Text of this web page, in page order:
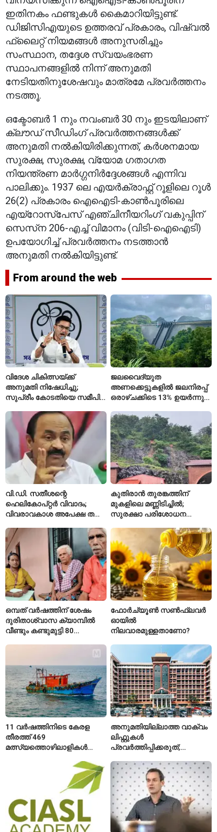
ഇതിനകം ഫണ്ടുകൾ കൈമാറിയിട്ടുണ്ട്.
ഡിജിസിഎയുടെ ഉത്തരവ് പ്രകാരം, വിഷ്വൽ
ഫ്ലൈറ്റ് നിയമങ്ങൾ അനുസരിച്ചും
സംസ്ഥാന, തദ്ദേശ സ്വയംഭരണ
സ്ഥാപനങ്ങളിൽ നിന്ന് അനുമതി
നേടിയതിനുശേഷവും മാത്രമേ പ്രവർത്തനം
നടത്തൂ.
ഒക്ടോബർ 1 നും നവംബർ 30 നും ഇടയിലാണ്
ക്ലൗഡ് സീഡിംഗ് പ്രവർത്തനങ്ങൾക്ക്
അനുമതി നൽകിയിരിക്കുന്നത്, കർശനമായ
സുരക്ഷ, സുരക്ഷ, വ്യോമ ഗതാഗത
നിയന്ത്രണ മാർഗ്ഗനിർദ്ദേശങ്ങൾ എന്നിവ
പാലിക്കും. 1937 ലെ എയർക്രാഫ്റ്റ് റൂളിലെ റൂൾ
26(2) പ്രകാരം ഐഐടി-കാൺപൂരിലെ
എയ്‌റോസ്‌പേസ് എഞ്ചിനീയറിംഗ് വകുപ്പിന്
സെസ്‌ന 206-എച്ച് വിമാനം (വിടി-ഐഐടി)
ഉപയോഗിച്ച് പ്രവർത്തനം നടത്താൻ
അനുമതി നൽകിയിട്ടുണ്ട്.
From around the web
വിദേശ ചികിത്സയ്ക്ക്
അനുമതി നിഷേധിച്ചു;
സുപ്രീം കോടതിയെ സമീപിച്ച്
ജലവൈദ്യുത
അണക്കെട്ടുകളിൽ ജലനിരപ്പ്
ഒരാഴ്ചക്കിടെ 13% ഉയർന്നു;
ഇപ്പോഴും കുറവ്
വി.ഡി. സതീശന്റെ
ഹെലികോപ്റ്റർ വിവാദം;
വിവരാവകാശ അപേക്ഷ തള്ളി
കുതിരാൻ തുരങ്കത്തിന്
മുകളിലെ മണ്ണിടിച്ചിൽ;
സുരക്ഷാ പരിശോധന
ഒമ്പത് വർഷത്തിന് ശേഷം
ദുരിതാശ്വാസ ക്യാമ്പിൽ
വീണ്ടും കണ്ടുമുട്ടി 80
ഫോർച്യൂൺ സൺഫ്ലവർ
ഓയിൽ
നിലവാരമുള്ളതാണോ?
11 വർഷത്തിനിടെ കേരള
തീരത്ത് 469
മത്സ്യത്തൊഴിലാളികൾ
കാണാതായി, 47,773 പേരെ
അനുമതിയില്ലാത്ത വാക്വം
ലിഫ്റ്റുകൾ
പ്രവർത്തിപ്പിക്കരുത്;
അനുമതിയില്ലാത്ത
ലിഫ്റ്റുകൾക്ക്
ഹൈക്കോടതിയുടെ വിലക്ക്